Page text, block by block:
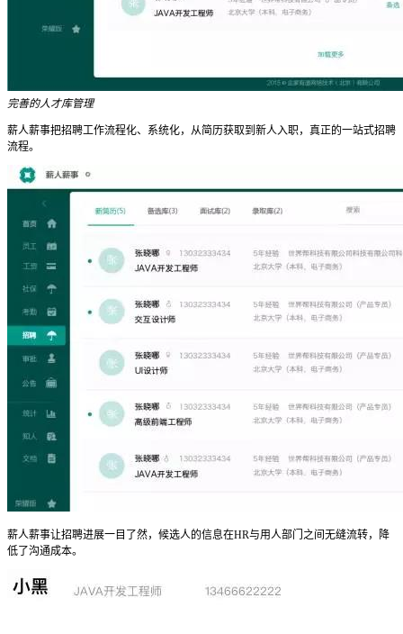
完善的人才库管理
薪人薪事把招聘工作流程化、系统化，从简历获取到新人入职，真正的一站式招聘
流程。
薪人薪事让招聘进展一目了然，候选人的信息在HR与用人部门之间无缝流转，降
低了沟通成本。